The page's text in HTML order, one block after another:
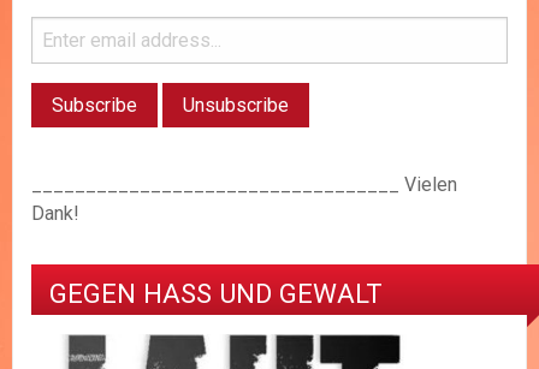
__________________________________ Vielen
Dank!
GEGEN HASS UND GEWALT